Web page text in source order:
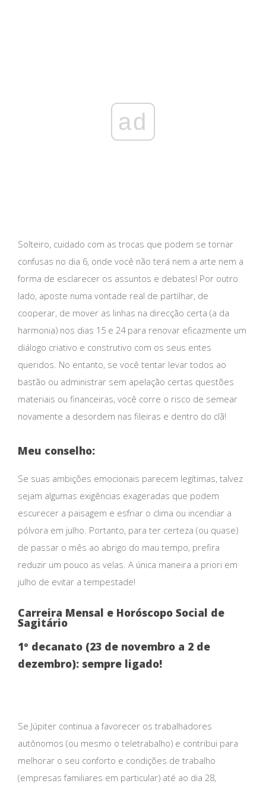
ad
Solteiro, cuidado com as trocas que podem se tornar
confusas no dia 6, onde você não terá nem a arte nem a
forma de esclarecer os assuntos e debates! Por outro
lado, aposte numa vontade real de partilhar, de
cooperar, de mover as linhas na direcção certa (a da
harmonia) nos dias 15 e 24 para renovar eficazmente um
diálogo criativo e construtivo com os seus entes
queridos. No entanto, se você tentar levar todos ao
bastão ou administrar sem apelação certas questões
materiais ou financeiras, você corre o risco de semear
novamente a desordem nas fileiras e dentro do clã!
Meu conselho:
Se suas ambições emocionais parecem legítimas, talvez
sejam algumas exigências exageradas que podem
escurecer a paisagem e esfriar o clima ou incendiar a
pólvora em julho. Portanto, para ter certeza (ou quase)
de passar o mês ao abrigo do mau tempo, prefira
reduzir um pouco as velas. A única maneira a priori em
julho de evitar a tempestade!
Carreira Mensal e Horóscopo Social de
Sagitário
1º decanato (23 de novembro a 2 de
dezembro): sempre ligado!
Se Júpiter continua a favorecer os trabalhadores
autônomos (ou mesmo o teletrabalho) e contribui para
melhorar o seu conforto e condições de trabalho
(empresas familiares em particular) até ao dia 28,